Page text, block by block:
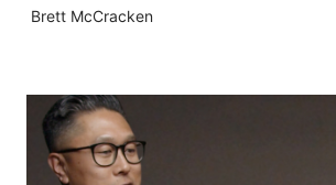
Brett McCracken